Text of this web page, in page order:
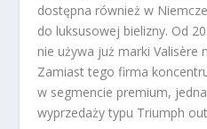
dostępna również w
do luksusowej bielizny. Od
nie używa już marki Valisère
Zamiast tego firma
w segmencie premium,
wyprzedaży typu Triumph